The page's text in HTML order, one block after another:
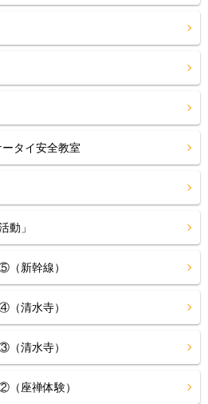
タイ安全教室
動」
新幹線）
清水寺）
清水寺）
座禅体験）